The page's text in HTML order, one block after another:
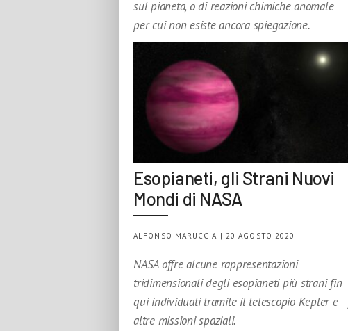
sul pianeta, o di reazioni chimiche anomale
per cui non esiste ancora spiegazione.
Esopianeti, gli Strani Nuovi
Mondi di NASA
ALFONSO MARUCCIA | 20 AGOSTO 2020
NASA offre alcune rappresentazioni
tridimensionali degli esopianeti più strani fin
qui individuati tramite il telescopio Kepler e
altre missioni spaziali.